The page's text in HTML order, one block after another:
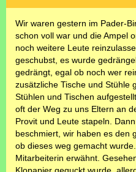
Wir waren gestern im Pader-
schon voll war und die Ampel
noch weitere Leute
geschubst, es wurde
gedrängt, egal ob noch wer
zusätzliche Tische und Stühle
Stühlen und Tischen
oft der Weg zu uns Eltern an
Provit und Leute stapeln.
beschmiert, wir haben es den
ob dieses weg gemacht
Mitarbeiterin erwähnt.